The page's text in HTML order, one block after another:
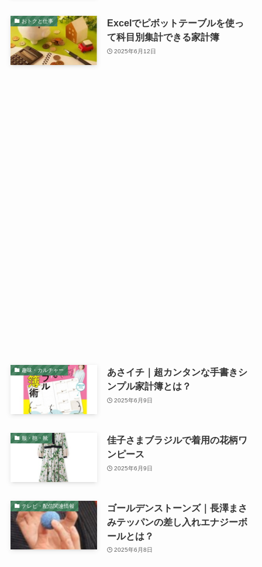
おトクと仕事
Excelでピボットテーブルを使っ
て科目別集計できる家計簿
2025年6月12日
趣味・カルチャー
あさイチ｜超カンタンな手書きシ
ンプル家計簿とは？
2025年6月9日
服・鞄・靴
佳子さまブラジルで着用の花柄ワ
ンピース
2025年6月9日
テレビ・配信関連情報
ゴールデンストーンズ｜長澤まさ
みテッパンの差し入れエナジーボ
ールとは？
2025年6月8日